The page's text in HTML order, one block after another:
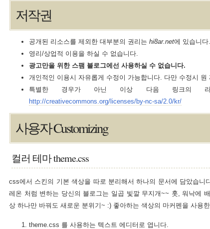
저작권
공개된 리소스를 제외한 대부분의 권리는 hi8ar.net에 있습니다.
영리/상업적 이용을 하실 수 없습니다.
광고만을 위한 스팸 블로그에선 사용하실 수 없습니다.
개인적인 이용시 자유롭게 수정이 가능합니다. 다만 수정시 원
특별한 경우가 아닌 이상 다음 링크의 라
http://creativecommons.org/licenses/by-nc-sa/2.0/kr/
사용자 Customizing
컬러 테마 theme.css
css에서 스킨의 기본 색상을 따로 분리해서 하나의 문서에 담았습니
레온 처럼 변하는 당신의 블로그는 일곱 빛깔 무지개~~ 훗, 워낙에
상 하나만 바꿔도 새로운 분위기~ :) 좋아하는 색상의 마커펜을 사용
theme.css 를 사용하는 텍스트 에디터로 엽니다.